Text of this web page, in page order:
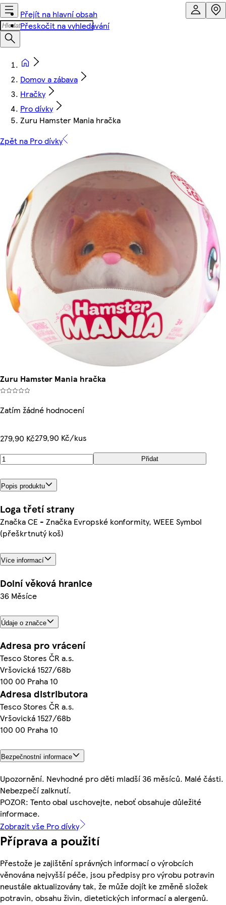
Přejít na hlavní obsah
Přeskočit na vyhledávání
Domov a zábava
Hračky
Pro dívky
Zuru Hamster Mania hračka
Zpět na Pro dívky
Zuru Hamster Mania hračka
Zatím žádné hodnocení
279,90 Kč279,90 Kč/kus
Přidat
Popis produktu
Loga třetí strany
Značka CE - Značka Evropské konformity, WEEE Symbol
(přeškrtnutý koš)
Více informací
Dolní věková hranice
36 Měsíce
Údaje o značce
Adresa pro vrácení
Tesco Stores ČR a.s.
Vršovická 1527/68b
100 00 Praha 10
Adresa distributora
Tesco Stores ČR a.s.
Vršovická 1527/68b
100 00 Praha 10
Bezpečnostní informace
Upozornění. Nevhodné pro děti mladší 36 měsíců. Malé části.
Nebezpečí zalknutí.
POZOR: Tento obal uschovejte, neboť obsahuje důležité
informace.
Zobrazit vše Pro dívky
Příprava a použití
Přestože je zajištění správných informací o výrobcích
věnována nejvyšší péče, jsou předpisy pro výrobu potravin
neustále aktualizovány tak, že může dojít ke změně složek
potravin, obsahu živin, dietetických informací a alergenů.